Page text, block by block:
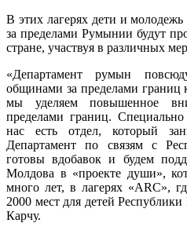
В этих лагерях дети и
за пределами Румынии будут
стране, участвуя в различных
«Департамент румын
общинами за пределами границ
мы уделяем повышенное
пределами границ.
нас есть отдел, который
Департамент по связям с
готовы вдобавок и будем
Молдова в «проекте души»,
много лет, в лагерях «ARC»,
2000 мест для детей
Карчу.